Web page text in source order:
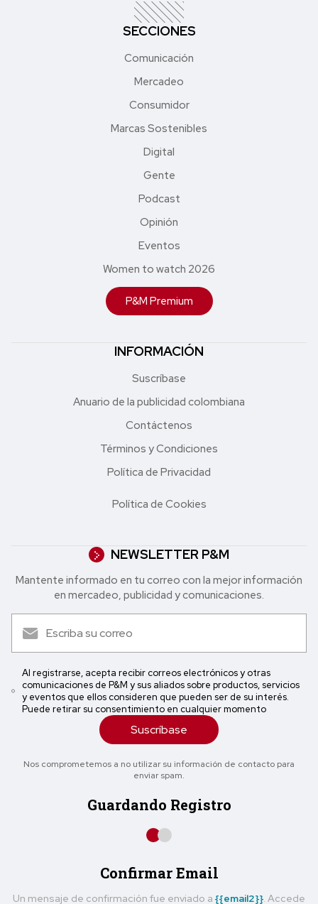
SECCIONES
Comunicación
Mercadeo
Consumidor
Marcas Sostenibles
Digital
Gente
Podcast
Opinión
Eventos
Women to watch 2026
P&M Premium
INFORMACIÓN
Suscríbase
Anuario de la publicidad colombiana
Contáctenos
Términos y Condiciones
Política de Privacidad
Política de Cookies
NEWSLETTER P&M
Mantente informado en tu correo con la mejor in formación
en mercadeo, publicidad y comunicaciones.
Al registrarse, acepta recibir correos electrónicos y otras
comunicaciones de P&M y sus aliados sobre productos, servicios
y eventos que ellos consideren que pueden ser de su interés.
Puede retirar su consentimiento en cualquier momento
Suscríbase
Nos comprometemos a no utilizar su información de contacto para
enviar spam.
Guardando Registro
Confirmar Email
Un mensaje de confirmación fue enviado a {{email2}}. Accede